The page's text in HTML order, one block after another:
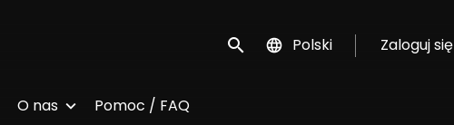
Wyszukaj Polski Zaloguj się
O nas Pomoc / FAQ